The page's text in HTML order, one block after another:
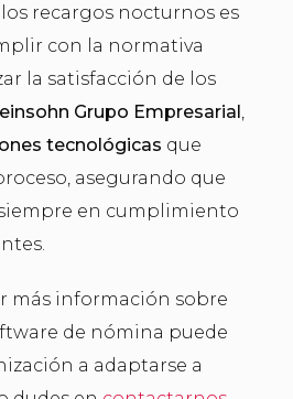
los recargos nocturnos es
con la normativa
la satisfacción de los
Grupo Empresarial,
tecnológicas que
asegurando que
en cumplimiento
más información sobre
de nómina puede
a adaptarse a